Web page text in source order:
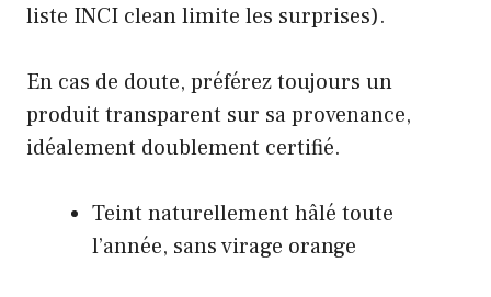
liste INCI clean limite les surprises).
En cas de doute, préférez toujours un
produit transparent sur sa provenance,
idéalement doublement certifié.
Teint naturellement hâlé toute
l’année, sans virage orange